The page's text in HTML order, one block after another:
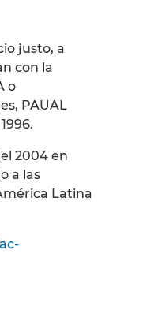
justo, a
con la
o
PAUAL
2004 en
a las
Latina